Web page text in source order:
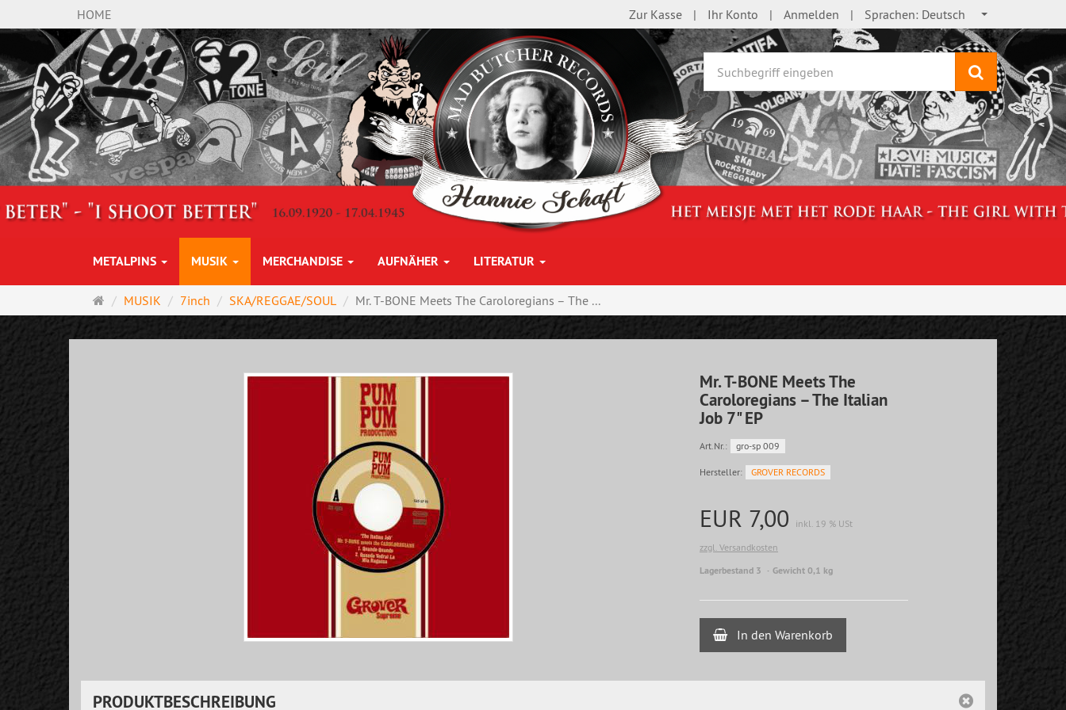
HOME Zur Kasse Ihr Konto Anmelden Sprachen: Deutsch
Suchen
METALPINS MUSIK MERCHANDISE AUFNÄHER LITERATUR
Startseite
MUSIK 7inch SKA/REGGAE/SOUL Mr. T-BONE Meets The Caroloregians ‎– The ...
Mr. T-BONE Meets The
Caroloregians ‎– The Italian
Job 7" EP
Art.Nr.: gro-sp 009
Hersteller: GROVER RECORDS
EUR 7,00
inkl. 19 % USt
zzgl. Versandkosten
Lagerbestand 3 Gewicht 0,1 kg
In den Warenkorb
PRODUKTBESCHREIBUNG